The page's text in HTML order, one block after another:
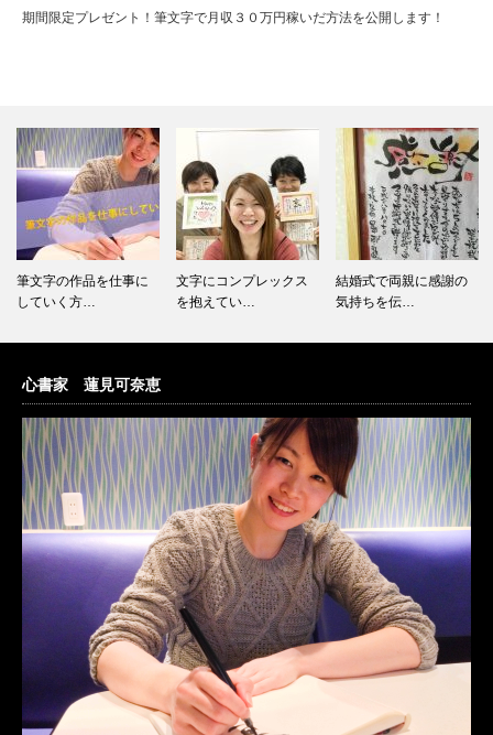
期間限定プレゼント！筆文字で月収３０万円稼いだ方法を公開します！
筆文字の作品を仕事に
していく方…
文字にコンプレックス
を抱えてい…
結婚式で両親に感謝の
気持ちを伝…
心書家 蓮見可奈恵